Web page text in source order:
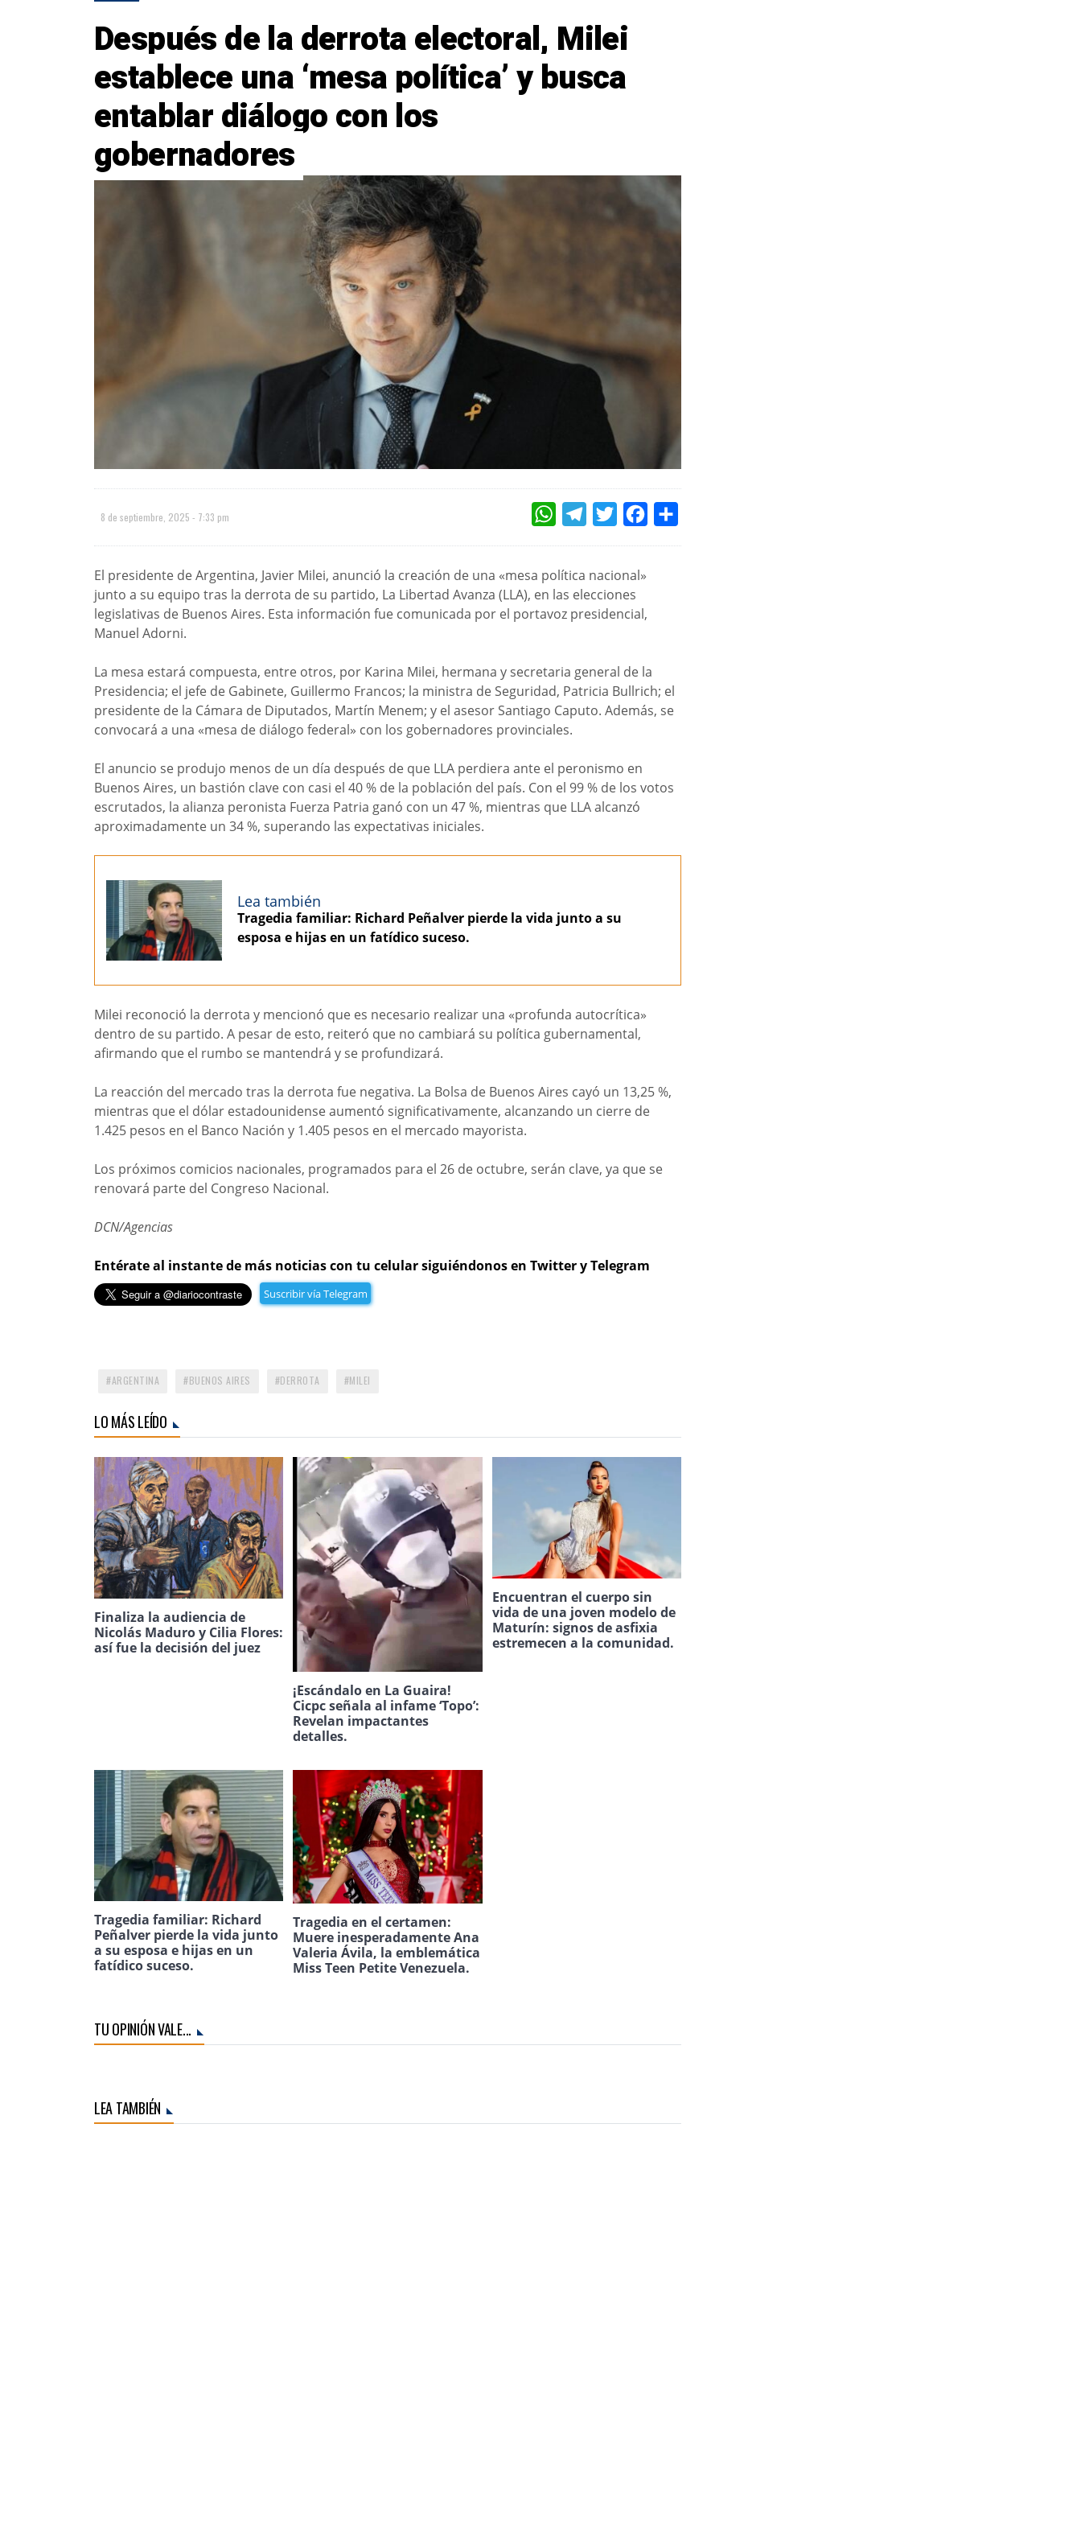
Después de la derrota electoral, Milei
establece una ‘mesa política’ y busca
entablar diálogo con los
gobernadores
8 de septiembre, 2025 - 7:33 pm WHATSAPPTELEGRAMTWITTERFACEBOOK
El presidente de Argentina, Javier Milei, anunció la creación de una «mesa política nacional»
junto a su equipo tras la derrota de su partido, La Libertad Avanza (LLA), en las elecciones
legislativas de Buenos Aires. Esta información fue comunicada por el portavoz presidencial,
Manuel Adorni.
La mesa estará compuesta, entre otros, por Karina Milei, hermana y secretaria general de la
Presidencia; el jefe de Gabinete, Guillermo Francos; la ministra de Seguridad, Patricia Bullrich; el
presidente de la Cámara de Diputados, Martín Menem; y el asesor Santiago Caputo. Además, se
convocará a una «mesa de diálogo federal» con los gobernadores provinciales.
El anuncio se produjo menos de un día después de que LLA perdiera ante el peronismo en
Buenos Aires, un bastión clave con casi el 40 % de la población del país. Con el 99 % de los votos
escrutados, la alianza peronista Fuerza Patria ganó con un 47 %, mientras que LLA alcanzó
aproximadamente un 34 %, superando las expectativas iniciales.
Lea también
Tragedia familiar: Richard Peñalver pierde la vida junto a su
esposa e hijas en un fatídico suceso.
Milei reconoció la derrota y mencionó que es necesario realizar una «profunda autocrítica»
dentro de su partido. A pesar de esto, reiteró que no cambiará su política gubernamental,
afirmando que el rumbo se mantendrá y se profundizará.
La reacción del mercado tras la derrota fue negativa. La Bolsa de Buenos Aires cayó un 13,25 %,
mientras que el dólar estadounidense aumentó significativamente, alcanzando un cierre de
1.425 pesos en el Banco Nación y 1.405 pesos en el mercado mayorista.
Los próximos comicios nacionales, programados para el 26 de octubre, serán clave, ya que se
renovará parte del Congreso Nacional.
DCN/Agencias
Entérate al instante de más noticias con tu celular siguiéndonos en Twitter y Telegram
Suscribir vía Telegram
ARGENTINA BUENOS AIRES DERROTA MILEI
LO MÁS LEÍDO
Finaliza la audiencia de
Nicolás Maduro y Cilia Flores:
así fue la decisión del juez
¡Escándalo en La Guaira!
Cicpc señala al infame ‘Topo’:
Revelan impactantes
detalles.
Encuentran el cuerpo sin
vida de una joven modelo de
Maturín: signos de asfixia
estremecen a la comunidad.
Tragedia familiar: Richard
Peñalver pierde la vida junto
a su esposa e hijas en un
fatídico suceso.
Tragedia en el certamen:
Muere inesperadamente Ana
Valeria Ávila, la emblemática
Miss Teen Petite Venezuela.
TU OPINIÓN VALE...
LEA TAMBIÉN